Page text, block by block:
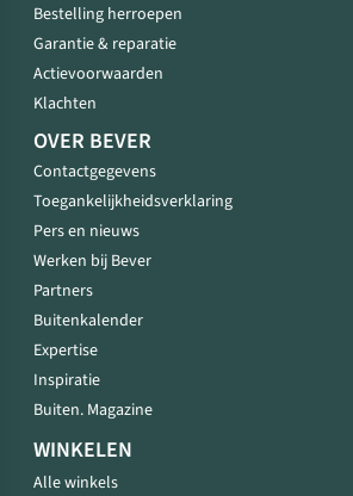
Bestelling herroepen
Garantie & reparatie
Actievoorwaarden
Klachten
OVER BEVER
Contactgegevens
Toegankelijkheidsverklaring
Pers en nieuws
Werken bij Bever
Partners
Buitenkalender
Expertise
Inspiratie
Buiten. Magazine
WINKELEN
Alle winkels